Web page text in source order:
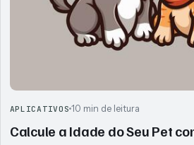
APLICATIVOS 10 min de leitura
Calcule a Idade do Seu Pet